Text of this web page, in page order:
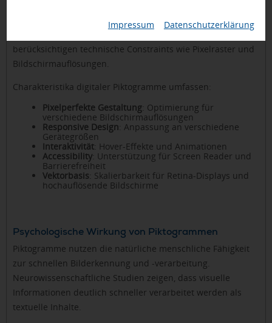
Impressum Datenschutzerklärung
hervorgebracht, die speziell für Bildschirme und Touch-
berücksichtigen technische Constraints wie Pixelraster und
Bildschirmauflösungen.
Charakteristika digitaler Piktogramme umfassen:
Pixelperfekte Gestaltung: Optimierung für
verschiedene Bildschirmauflösungen
Responsive Design: Anpassung an verschiedene
Gerätegrößen
Interaktivität: Hover-Effekte und Animationen
Accessibility: Unterstützung für Screen Reader und
Barrierefreiheit
Vektorbasis: Skalierbarkeit für Retina-Displays und
hochauflösende Bildschirme
Psychologische Wirkung von Piktogrammen
Piktogramme nutzen die natürliche menschliche Fähigkeit
zur schnellen Bilderkennung und -verarbeitung.
Neurowissenschaftliche Studien zeigen, dass visuelle
Informationen deutlich schneller verarbeitet werden als
textuelle Inhalte.